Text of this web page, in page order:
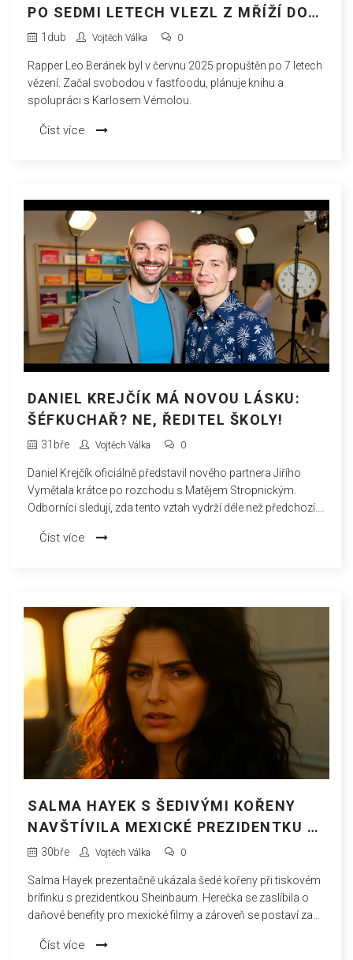
PO SEDMI LETECH VLEZL Z MŘÍŽÍ DO
FASTFOODU
1 dub Vojtěch Válka 0
Rapper Leo Beránek byl v červnu 2025 propuštěn po 7 letech
vězení. Začal svobodou v fastfoodu, plánuje knihu a
spolupráci s Karlosem Vémolou.
Číst více
DANIEL KREJČÍK MÁ NOVOU LÁSKU:
ŠÉFKUCHAŘ? NE, ŘEDITEL ŠKOLY!
31 bře Vojtěch Válka 0
Daniel Krejčík oficiálně představil nového partnera Jiřího
Vymětala krátce po rozchodu s Matějem Stropnickým.
Odborníci sledují, zda tento vztah vydrží déle než předchozí.
Číst více
SALMA HAYEK S ŠEDIVÝMI KOŘENY
NAVŠTÍVILA MEXICKÉ PREZIDENTKU V
PALÁCI
30bře Vojtěch Válka 0
Salma Hayek prezentačně ukázala šedé kořeny při tiskovém
brífinku s prezidentkou Sheinbaum. Herečka se zaslíbila o
daňové benefity pro mexické filmy a zároveň se postaví za
Číst více